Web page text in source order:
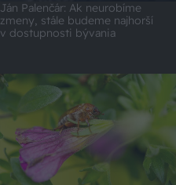
Ján Palenčár: Ak neurobíme
zmeny, stále budeme najhorší
v dostupnosti bývania